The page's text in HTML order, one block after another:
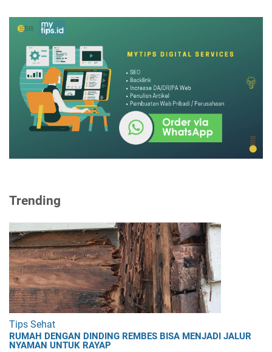
Trending
Tips Sehat
RUMAH DENGAN DINDING REMBES BISA MENJADI JALUR
NYAMAN UNTUK RAYAP